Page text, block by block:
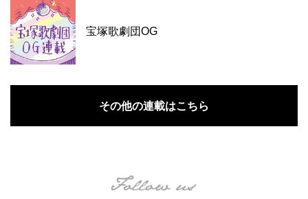
宝塚歌劇団OG
その他の連載はこちら